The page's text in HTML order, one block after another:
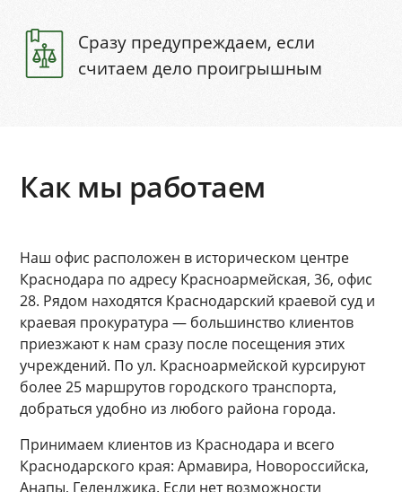
Сразу предупреждаем, если
считаем дело проигрышным
Как мы работаем
Наш офис расположен в историческом центре
Краснодара по адресу Красноармейская, 36, офис
28. Рядом находятся Краснодарский краевой суд и
краевая прокуратура — большинство клиентов
приезжают к нам сразу после посещения этих
учреждений. По ул. Красноармейской курсируют
более 25 маршрутов городского транспорта,
добраться удобно из любого района города.
Принимаем клиентов из Краснодара и всего
Краснодарского края: Армавира, Новороссийска,
Анапы, Геленджика. Если нет возможности